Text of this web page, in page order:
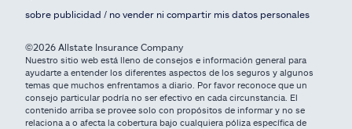
sobre publicidad / no vender ni compartir mis datos personales
©2026 Allstate Insurance Company
Nuestro sitio web está lleno de consejos e información general para
ayudarte a entender los diferentes aspectos de los seguros y algunos
temas que muchos enfrentamos a diario. Por favor reconoce que un
consejo particular podría no ser efectivo en cada circunstancia. El
contenido arriba se provee solo con propósitos de informar y no se
relaciona a o afecta la cobertura bajo cualquiera póliza específica de